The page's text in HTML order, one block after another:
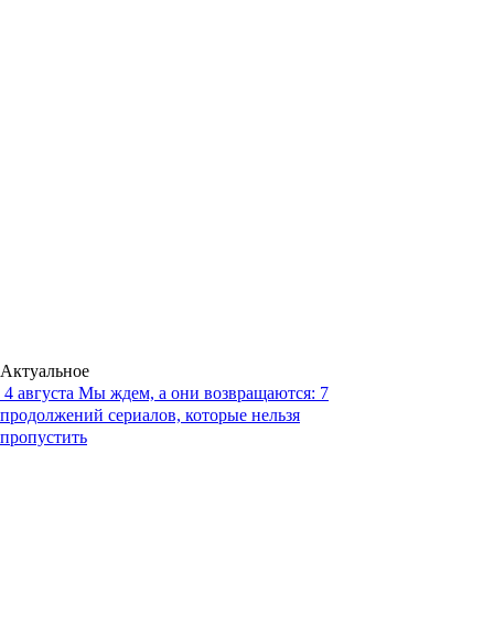
Актуальное
4 августа Мы ждем, а они возвращаются: 7
продолжений сериалов, которые нельзя
пропустить